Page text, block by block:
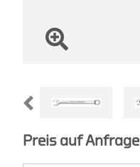
Preis auf Anfrage